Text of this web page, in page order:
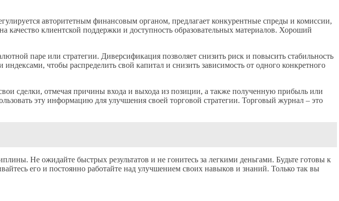
авторитетным финансовым органом, предлагает конкурентные спреды и комиссии,
клиентской поддержки и доступность образовательных материалов. Хороший
паре или стратегии. Диверсификация позволяет снизить риск и повысить стабильность
чтобы распределить свой капитал и снизить зависимость от одного конкретного
сделки, отмечая причины входа и выхода из позиции, а также полученную прибыль или
эту информацию для улучшения своей торговой стратегии. Торговый журнал – это
Не ожидайте быстрых результатов и не гонитесь за легкими деньгами. Будьте готовы к
его и постоянно работайте над улучшением своих навыков и знаний. Только так вы